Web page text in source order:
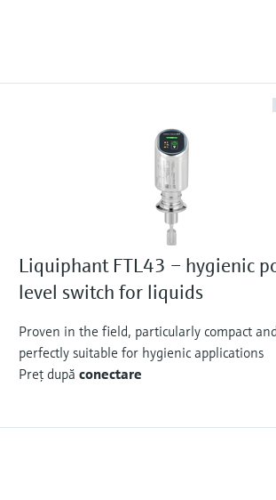
Liquiphant FTL43 – hygienic
level switch for liquids
Proven in the field, particularly compact
perfectly suitable for hygienic applications
Preţ după conectare